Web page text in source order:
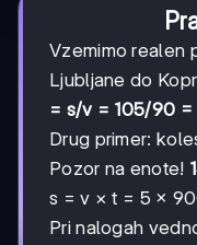
Vzemimo realen
Ljubljane do
= s/v = 105/90 =
Drug primer:
Pozor na enote!
s = v × t = 5 ×
Pri nalogah